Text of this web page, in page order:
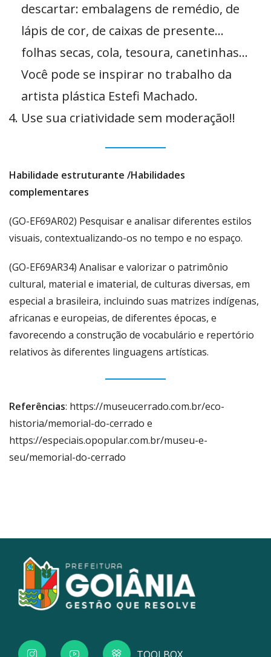
descartar: embalagens de remédio, de
lápis de cor, de caixas de presente…
folhas secas, cola, tesoura, canetinhas…
Você pode se inspirar no trabalho da
artista plástica Estefi Machado.
Use sua criatividade sem moderação!!
Habilidade estruturante /Habilidades
complementares
(GO-EF69AR02) Pesquisar e analisar diferentes estilos
visuais, contextualizando-os no tempo e no espaço.
(GO-EF69AR34) Analisar e valorizar o patrimônio
cultural, material e imaterial, de culturas diversas, em
especial a brasileira, incluindo suas matrizes indígenas,
africanas e europeias, de diferentes épocas, e
favorecendo a construção de vocabulário e repertório
relativos às diferentes linguagens artísticas.
Referências: https://museucerrado.com.br/eco-
historia/memorial-do-cerrado e
https://especiais.opopular.com.br/museu-e-
seu/memorial-do-cerrado